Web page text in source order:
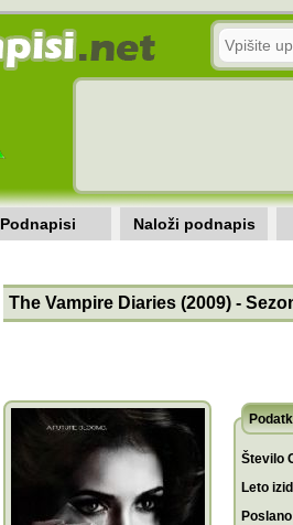
Podnapisi Naloži podnapis
The Vampire Diaries (2009) -
Število
Leto